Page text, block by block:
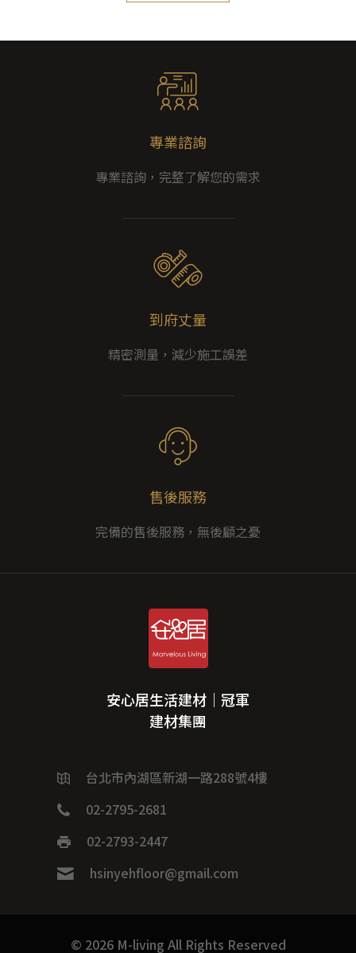
專業諮詢
專業諮詢，完整了解您的需求
到府丈量
精密測量，減少施工誤差
售後服務
完備的售後服務，無後顧之憂
安心居生活建材｜冠軍
建材集團
台北市內湖區新湖一路288號4樓
02-2795-2681
02-2793-2447
hsinyehfloor@gmail.com
© 2026 M-living All Rights Reserved